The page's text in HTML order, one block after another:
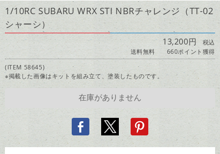
1/10RC SUBARU WRX STI NBRチャレンジ（TT-02
シャーシ）
13,200円税込
送料無料
660ポイント獲得
(ITEM 58645)
※掲載した画像はキットを組み立て、塗装したものです。